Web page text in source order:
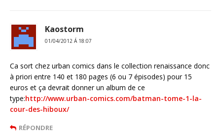
Kaostorm
01/04/2012 Á 18:07
Ca sort chez urban comics dans le collection renaissance donc
à priori entre 140 et 180 pages (6 ou 7 épisodes) pour 15
euros et ça devrait donner un album de ce
type:http://www.urban-comics.com/batman-tome-1-la-
cour-des-hiboux/
RÉPONDRE